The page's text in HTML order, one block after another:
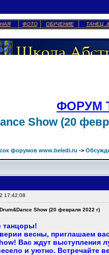
ФОТО ОБУЧЕНИЕ ТАНЕЦ
ФОРУМ
Show (20
форумов www.beledi.ru ->
17:42:08
Show (20 февраля 2022 г)
танцоры!
весны, приглашаем
Вас ждут выступления
и уютно. Встречайте